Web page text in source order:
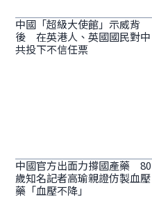
中國「超級大使館」示威背
後 在英港人、英國國民對中
共投下不信任票
中國官方出面力撐國產藥 80
歲知名記者高瑜親證仿製血壓
藥「血壓不降」